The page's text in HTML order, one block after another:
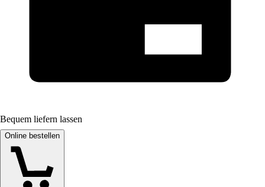
Bequem liefern lassen
Online bestellen